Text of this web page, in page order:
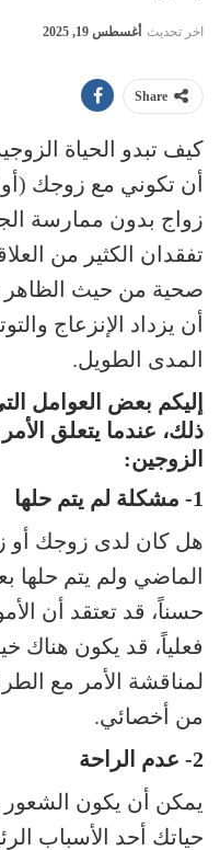
اخر تحديث أغسطس 19, 2025
Share
كيف تبدو الحياة
أن تكوني مع زوجك
زواج بدون ممارسة
تفقدان الكثير من
صحية من حيث الظاهر
أن يزداد الإنزعاج
المدى الطويل.
إليكم بعض العوامل
ذلك، عندما يتعلق
الزوجين:
1- مشكلة لم يتم حلها
هل كان لدى زوجك
الماضي ولم يتم حلها
حسناً، قد تعتقد أن
فعلياً، قد يكون هناك
لمناقشة الأمر مع
من أخصائي.
2- عدم الراحة
يمكن أن يكون الشعور
حياتك أحد الأسباب